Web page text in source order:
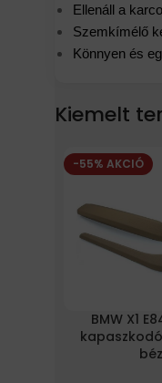
Ellenáll a
Szemkímélő
Könnyen és
Kiemelt
-55% AKCIÓ
BMW X1